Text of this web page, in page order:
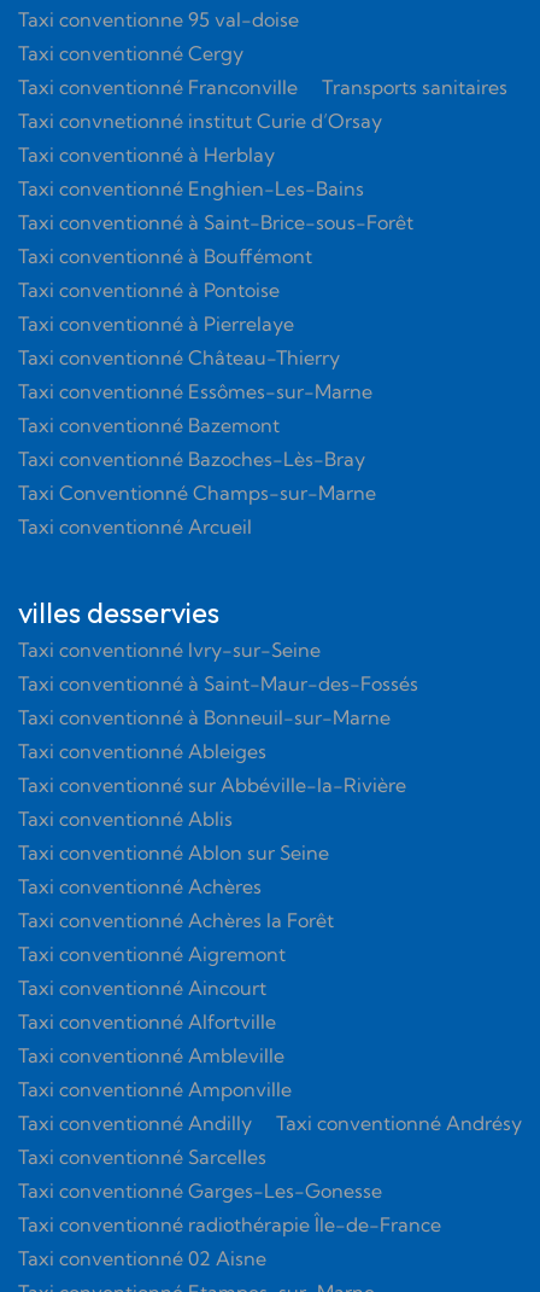
Taxi conventionne 95 val-doise
Taxi conventionné Cergy
Taxi conventionné Franconville
Transports sanitaires
Taxi convnetionné institut Curie d’Orsay
Taxi conventionné à Herblay
Taxi conventionné Enghien-Les-Bains
Taxi conventionné à Saint-Brice-sous-Forêt
Taxi conventionné à Bouffémont
Taxi conventionné à Pontoise
Taxi conventionné à Pierrelaye
Taxi conventionné Château-Thierry
Taxi conventionné Essômes-sur-Marne
Taxi conventionné Bazemont
Taxi conventionné Bazoches-Lès-Bray
Taxi Conventionné Champs-sur-Marne
Taxi conventionné Arcueil
villes desservies
Taxi conventionné Ivry-sur-Seine
Taxi conventionné à Saint-Maur-des-Fossés
Taxi conventionné à Bonneuil-sur-Marne
Taxi conventionné Ableiges
Taxi conventionné sur Abbéville-la-Rivière
Taxi conventionné Ablis
Taxi conventionné Ablon sur Seine
Taxi conventionné Achères
Taxi conventionné Achères la Forêt
Taxi conventionné Aigremont
Taxi conventionné Aincourt
Taxi conventionné Alfortville
Taxi conventionné Ambleville
Taxi conventionné Amponville
Taxi conventionné Andilly
Taxi conventionné Andrésy
Taxi conventionné Sarcelles
Taxi conventionné Garges-Les-Gonesse
Taxi conventionné radiothérapie Île-de-France
Taxi conventionné 02 Aisne